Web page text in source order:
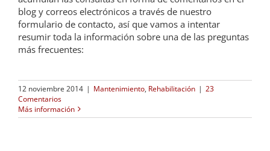
blog y correos electrónicos a través de nuestro
formulario de contacto, así que vamos a intentar
resumir toda la información sobre una de las preguntas
más frecuentes:
12 noviembre 2014 | Mantenimiento, Rehabilitación | 23
Comentarios
Más información